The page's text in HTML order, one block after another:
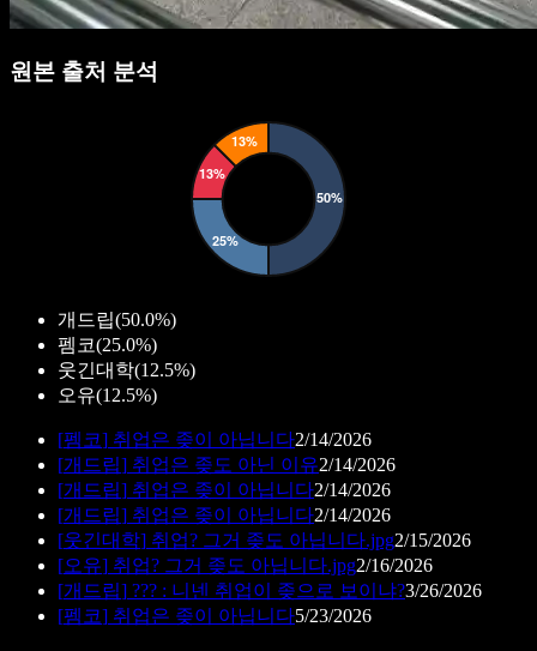
원본 출처 분석
개드립(50.0%)
펨코(25.0%)
웃긴대학(12.5%)
오유(12.5%)
[펨코] 취업은 좆이 아닙니다2/14/2026
[개드립] 취업은 좆도 아닌 이유2/14/2026
[개드립] 취업은 좆이 아닙니다2/14/2026
[개드립] 취업은 좆이 아닙니다2/14/2026
[웃긴대학] 취업? 그거 좆도 아닙니다.jpg2/15/2026
[오유] 취업? 그거 좆도 아닙니다.jpg2/16/2026
[개드립] ??? : 니넨 취업이 좆으로 보이냐?3/26/2026
[펨코] 취업은 좆이 아닙니다5/23/2026